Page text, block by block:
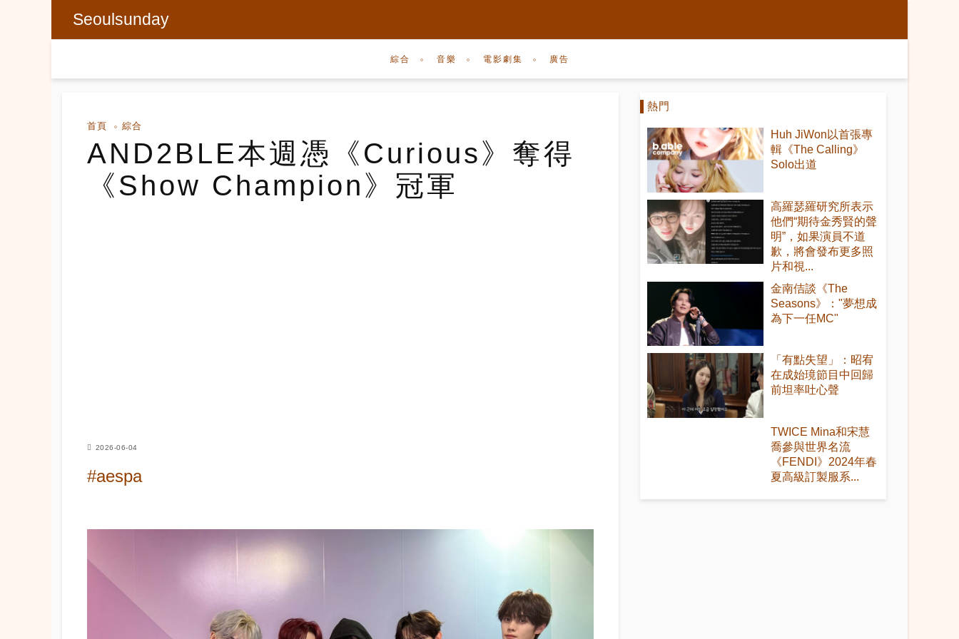
Seoulsunday
綜合 音樂 電影劇集 廣告
首頁 綜合
AND2BLE本週憑《Curious》奪得
《Show Champion》冠軍
2026-06-04
#aespa
熱門
Huh JiWon以首張專
輯《The Calling》
Solo出道
高羅瑟羅研究所表示
他們“期待金秀賢的聲
明”，如果演員不道
歉，將會發布更多照
片和視...
金南佶談《The
Seasons》："夢想成
為下一任MC"
「有點失望」：昭宥
在成始璄節目中回歸
前坦率吐心聲
TWICE Mina和宋慧
喬參與世界名流
《FENDI》2024年春
夏高級訂製服系...